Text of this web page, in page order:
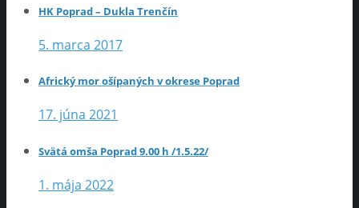
HK Poprad – Dukla Trenčín
5. marca 2017
Africký mor ošípaných v okrese Poprad
17. júna 2021
Svätá omša Poprad 9.00 h /1.5.22/
1. mája 2022